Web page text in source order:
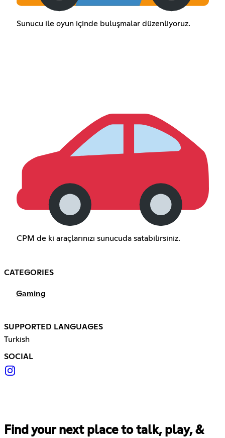
Sunucu ile oyun içinde buluşmalar düzenliyoruz.
CPM de ki araçlarınızı sunucuda satabilirsiniz.
CATEGORIES
Gaming
SUPPORTED LANGUAGES
Turkish
SOCIAL
Find your next place to talk, play, &